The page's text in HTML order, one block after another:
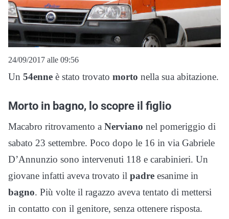
24/09/2017 alle 09:56
Un 54enne è stato trovato morto nella sua abitazione.
Morto in bagno, lo scopre il figlio
Macabro ritrovamento a Nerviano nel pomeriggio di
sabato 23 settembre. Poco dopo le 16 in via Gabriele
D’Annunzio sono intervenuti 118 e carabinieri. Un
giovane infatti aveva trovato il padre esanime in
bagno. Più volte il ragazzo aveva tentato di mettersi
in contatto con il genitore, senza ottenere risposta.